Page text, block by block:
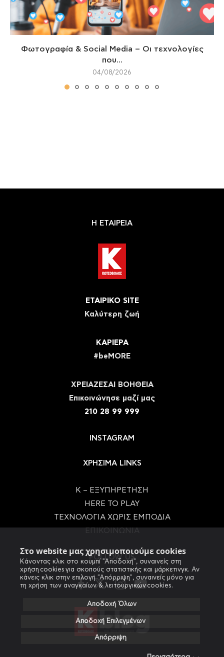
Στο website μας χρησιμοποιούμε cookies
Κάνοντας κλικ στο κουμπί "Αποδοχή", συναινείς στη
χρήση cookies για σκοπούς στατιστικής και μάρκετινγκ. Αν
κάνεις κλικ στην επιλογή "Απόρριψη", συναινείς μόνο για
τη χρήση των αναγκαίων & λειτουργικών cookies.
Αποδοχή Όλων
Αποδοχή Επιλεγμένων
Απόρριψη
Φωτογραφία & Social Media – Οι τεχνολογίες
που...
04/08/2026
Η ΕΤΑΙΡΕΙΑ
ΕΤΑΙΡΙΚΟ SITE
Καλύτερη ζωή
ΚΑΡΙΕΡΑ
#beMORE
ΧΡΕΙΑΖΕΣΑΙ ΒΟΗΘΕΙΑ
Eπικοινώνησε μαζί μας
210 28 99 999
INSTAGRAM
ΧΡΗΣΙΜΑ LINKS
Κ – ΕΞΥΠΗΡΕΤΗΣΗ
HERE TO PLAY
ΤΕΧΝΟΛΟΓΙΑ ΧΩΡΙΣ ΕΜΠΟΔΙΑ
FOLLOW US